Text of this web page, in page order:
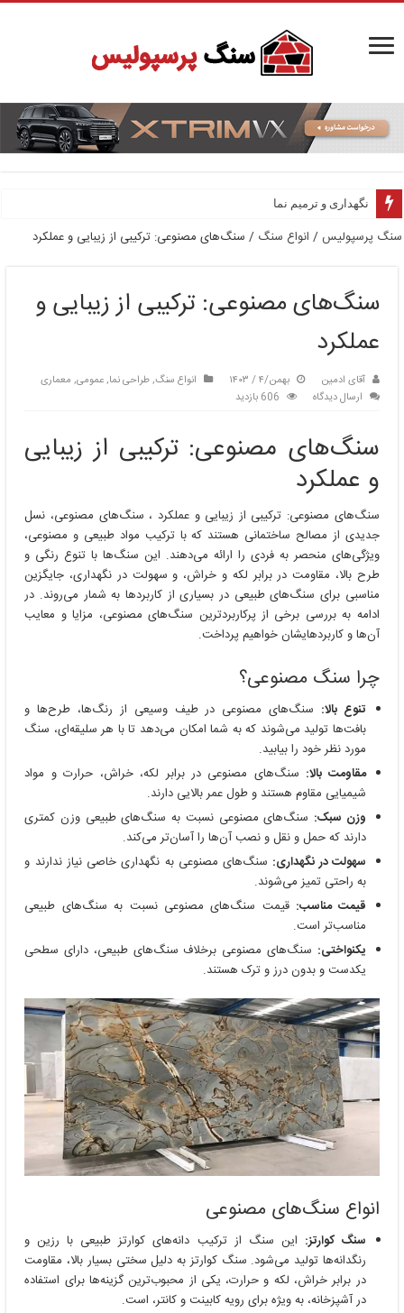
نگهداری و ترمیم نما
سنگ پرسپولیس/ انواع سنگ / سنگ‌های مصنوعی: ترکیبی از زیبایی و عملکرد
سنگ‌های مصنوعی: ترکیبی از زیبایی و
عملکرد
آقای ادمین بهمن/۴ / ۱۴۰۳ انواع سنگ,طراحی نما,عمومی, معماری
ارسال دیدگاه
606 بازدید
سنگ‌های مصنوعی: ترکیبی از زیبایی
و عملکرد
سنگ‌های مصنوعی: ترکیبی از زیبایی و عملکرد ، سنگ‌های مصنوعی، نسل
جدیدی از مصالح ساختمانی هستند که با ترکیب مواد طبیعی و مصنوعی،
ویژگی‌های منحصر به فردی را ارائه می‌دهند. این سنگ‌ها با تنوع رنگی و
طرح بالا، مقاومت در برابر لکه و خراش، و سهولت در نگهداری، جایگزین
مناسبی برای سنگ‌های طبیعی در بسیاری از کاربردها به شمار می‌روند. در
ادامه به بررسی برخی از پرکاربردترین سنگ‌های مصنوعی، مزایا و معایب
آن‌ها و کاربردهایشان خواهیم پرداخت.
چرا سنگ مصنوعی؟
تنوع بالا: سنگ‌های مصنوعی در طیف وسیعی از رنگ‌ها، طرح‌ها و
بافت‌ها تولید می‌شوند که به شما امکان می‌دهد تا با هر سلیقه‌ای، سنگ
مورد نظر خود را بیابید.
مقاومت بالا: سنگ‌های مصنوعی در برابر لکه، خراش، حرارت و مواد
شیمیایی مقاوم هستند و طول عمر بالایی دارند.
وزن سبک: سنگ‌های مصنوعی نسبت به سنگ‌های طبیعی وزن کمتری
دارند که حمل و نقل و نصب آن‌ها را آسان‌تر می‌کند.
سهولت در نگهداری: سنگ‌های مصنوعی به نگهداری خاصی نیاز ندارند و
به راحتی تمیز می‌شوند.
قیمت مناسب: قیمت سنگ‌های مصنوعی نسبت به سنگ‌های طبیعی
مناسب‌تر است.
یکنواختی: سنگ‌های مصنوعی برخلاف سنگ‌های طبیعی، دارای سطحی
یکدست و بدون درز و ترک هستند.
انواع سنگ‌های مصنوعی
سنگ کوارتز: این سنگ از ترکیب دانه‌های کوارتز طبیعی با رزین و
رنگدانه‌ها تولید می‌شود. سنگ کوارتز به دلیل سختی بسیار بالا، مقاومت
در برابر خراش، لکه و حرارت، یکی از محبوب‌ترین گزینه‌ها برای استفاده
در آشپزخانه، به ویژه برای رویه کابینت و کانتر، است.